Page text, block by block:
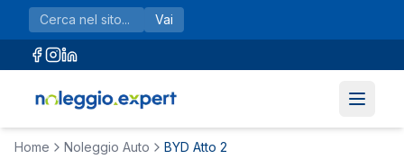
Vai al contenuto principale
Vai
Home Noleggio Auto BYD Atto 2